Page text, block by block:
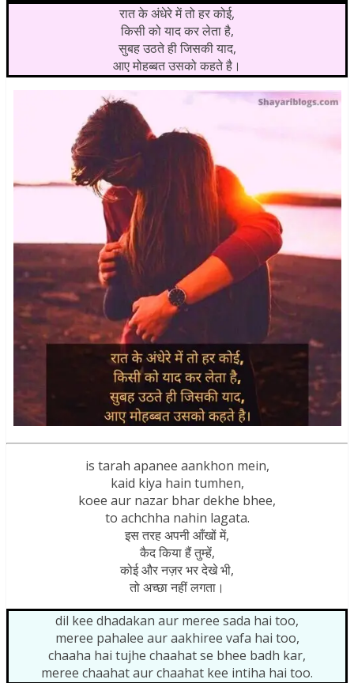
रात के अंधेरे में तो हर कोई,
किसी को याद कर लेता है,
सुबह उठते ही जिसकी याद,
आए मोहब्बत उसको कहते है।
is tarah apanee aankhon mein,
kaid kiya hain tumhen,
koee aur nazar bhar dekhe bhee,
to achchha nahin lagata.
इस तरह अपनी आँखों में,
कैद किया हैं तुम्हें,
कोई और नज़र भर देखे भी,
तो अच्छा नहीं लगता।
dil kee dhadakan aur meree sada hai too,
meree pahalee aur aakhiree vafa hai too,
chaaha hai tujhe chaahat se bhee badh kar,
meree chaahat aur chaahat kee intiha hai too.